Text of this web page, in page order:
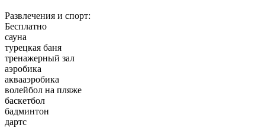
Развлечения и спорт:
Бесплатно
сауна
турецкая баня
тренажерный зал
аэробика
аквааэробика
волейбол на пляже
баскетбол
бадминтон
дартс